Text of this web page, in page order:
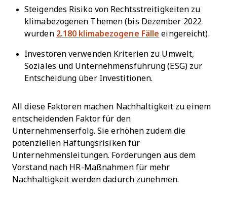
Steigendes Risiko von Rechtsstreitigkeiten zu
klimabezogenen Themen (bis Dezember 2022
wurden 2.180 klimabezogene Fälle eingereicht).
Investoren verwenden Kriterien zu Umwelt,
Soziales und Unternehmensführung (ESG) zur
Entscheidung über Investitionen.
All diese Faktoren machen Nachhaltigkeit zu einem
entscheidenden Faktor für den
Unternehmenserfolg. Sie erhöhen zudem die
potenziellen Haftungsrisiken für
Unternehmensleitungen. Forderungen aus dem
Vorstand nach HR-Maßnahmen für mehr
Nachhaltigkeit werden dadurch zunehmen.